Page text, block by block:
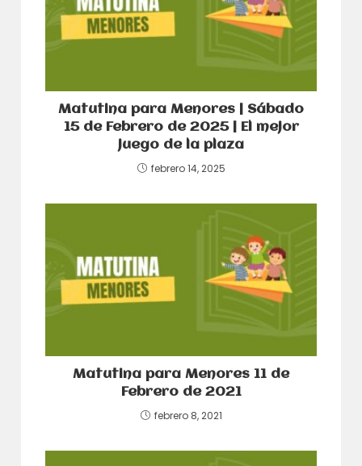
Matutina para Menores | Sábado
15 de Febrero de 2025 | El mejor
juego de la plaza
febrero 14, 2025
Matutina para Menores 11 de
Febrero de 2021
febrero 8, 2021